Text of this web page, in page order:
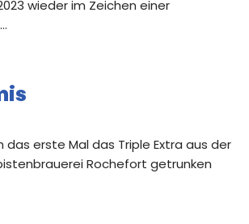
wieder im Zeichen einer
das erste Mal das Triple Extra aus der
Rochefort getrunken